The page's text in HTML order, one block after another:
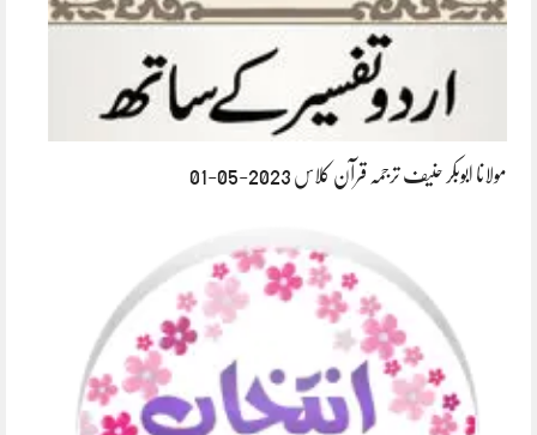
مولانا ابوبکر حنیف ترجمہ قرآن کلاس 2023-05-01